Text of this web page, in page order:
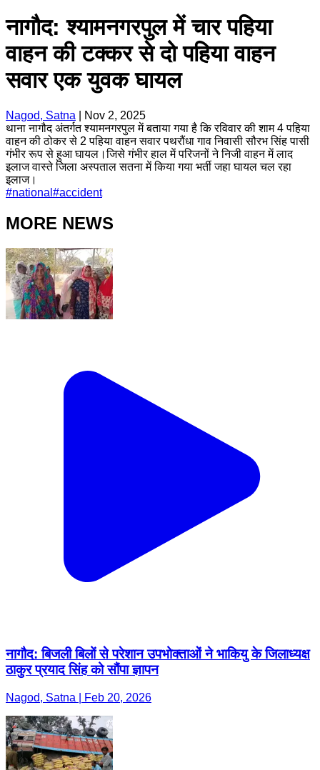
नागौद: श्यामनगरपुल में चार पहिया
वाहन की टक्कर से दो पहिया वाहन
सवार एक युवक घायल
Nagod, Satna
Nov 2, 2025
थाना नागौद अंतर्गत श्यामनगरपुल में बताया गया है कि रविवार की शाम 4 पहिया
वाहन की ठोकर से 2 पहिया वाहन सवार पथरौंधा गाव निवासी सौरभ सिंह पासी
गंभीर रूप से हुआ घायल।जिसे गंभीर हाल में परिजनों ने निजी वाहन में लाद
इलाज वास्ते जिला अस्पताल सतना में किया गया भर्ती जहा घायल चल रहा
इलाज।
#national #accident
MORE NEWS
नागौद: बिजली बिलों से परेशान उपभोक्ताओं ने भाकियु के जिलाध्यक्ष
ठाकुर प्रयाद सिंह को सौंपा ज्ञापन
Nagod, Satna | Feb 20, 2026